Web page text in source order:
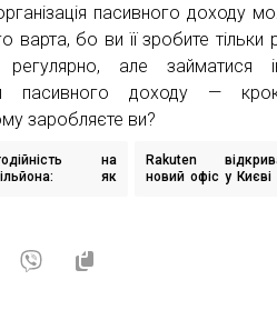
пасивного доходу
варта, бо ви її зробите тільки
регулярно, але займатися
пасивного доходу —
заробляєте ви?
на
як
Rakuten
новий офіс у Києві